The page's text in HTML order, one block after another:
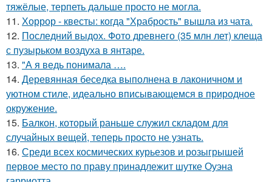
тяжёлые, терпеть дальше просто не могла.
11. Хоррор - квесты: когда "Храбрость" вышла из чата.
12. Последний выдох. Фото древнего (35 млн лет) клеща
с пузырьком воздуха в янтаре.
13. "А я ведь понимала ….
14. Деревянная беседка выполнена в лаконичном и
уютном стиле, идеально вписывающемся в природное
окружение.
15. Балкон, который раньше служил складом для
случайных вещей, теперь просто не узнать.
16. Среди всех космических курьезов и розыгрышей
первое место по праву принадлежит шутке Оуэна